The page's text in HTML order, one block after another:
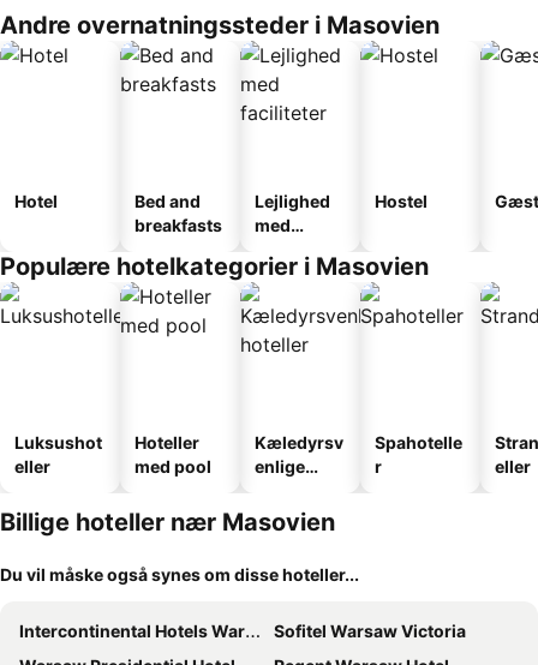
Andre overnatningssteder i Masovien
Hotel
Bed and
breakfasts
Lejlighed
med
Hostel
Populære hotelkategorier i Masovien
Luksushot
eller
Hoteller
med pool
Kæledyrsv
enlige
Spahotelle
r
eller
Billige hoteller nær Masovien
Du vil måske også synes om disse hoteller...
Intercontinental Hotels Warsaw By Ihg
Sofitel Warsaw Victoria